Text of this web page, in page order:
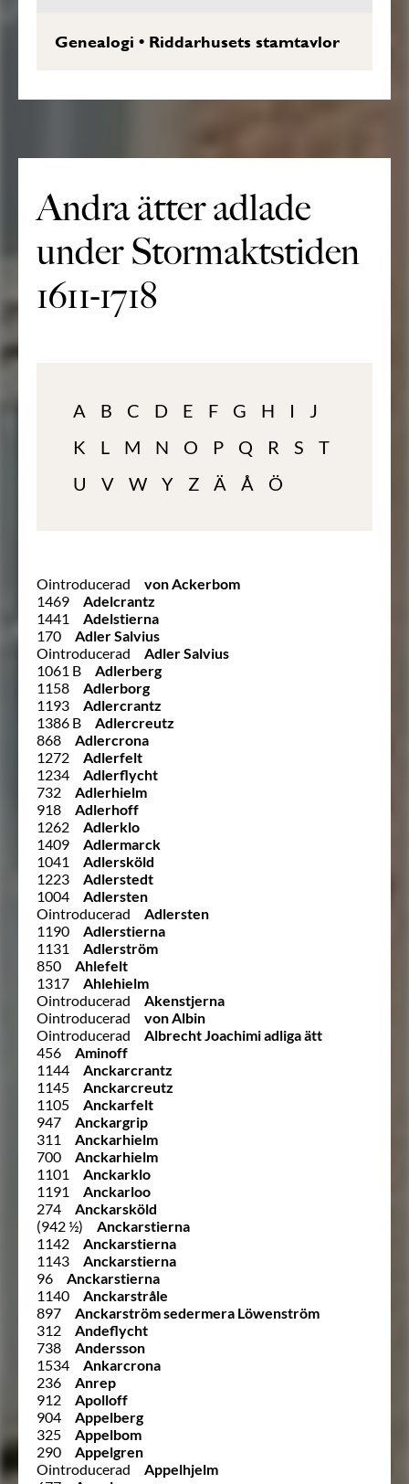
Genealogi • Riddarhusets stamtavlor
Andra ätter adlade
under Stormaktstiden
1611-1718
A B C D E F G H I
J
K
L M N O P Q R S
T
U
V W Y Z Ä Å Ö
Ointroducerad
von Ackerbom
1469
Adelcrantz
1441
Adelstierna
170
Adler Salvius
Ointroducerad
Adler Salvius
1061 B
Adlerberg
1158
Adlerborg
1193
Adlercrantz
1386 B
Adlercreutz
868
Adlercrona
1272
Adlerfelt
1234
Adlerflycht
732
Adlerhielm
918
Adlerhoff
1262
Adlerklo
1409
Adlermarck
1041
Adlersköld
1223
Adlerstedt
1004
Adlersten
Ointroducerad
Adlersten
1190
Adlerstierna
1131
Adlerström
850
Ahlefelt
1317
Ahlehielm
Ointroducerad
Akenstjerna
Ointroducerad
von Albin
Ointroducerad
Albrecht Joachimi adliga ätt
456
Aminoff
1144
Anckarcrantz
1145
Anckarcreutz
1105
Anckarfelt
947
Anckargrip
311
Anckarhielm
700
Anckarhielm
1101
Anckarklo
1191
Anckarloo
274
Anckarsköld
(942 ½)
Anckarstierna
1142
Anckarstierna
1143
Anckarstierna
96
Anckarstierna
1140
Anckarstråle
897
Anckarström sedermera Löwenström
312
Andeflycht
738
Andersson
1534
Ankarcrona
236
Anrep
912
Apolloff
904
Appelberg
325
Appelbom
290
Appelgren
Ointroducerad
Appelhjelm